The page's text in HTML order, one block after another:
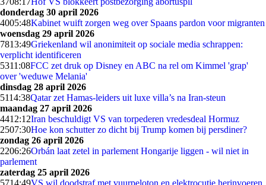
donderdag 30 april 2026
4005:48Kabinet wuift zorgen weg over Spaans pardon voor migranten
woensdag 29 april 2026
7813:49Griekenland wil anonimiteit op sociale media schrappen:
verplicht identificeren
5311:08FCC zet druk op Disney en ABC na rel om Kimmel 'grap'
over 'weduwe Melania'
dinsdag 28 april 2026
5114:38Qatar zet Hamas-leiders uit luxe villa’s na Iran-steun
maandag 27 april 2026
4412:12Iran beschuldigt VS van torpederen vredesdeal Hormuz
2507:30Hoe kon schutter zo dicht bij Trump komen bij persdiner?
zondag 26 april 2026
2206:26Orbán laat zetel in parlement Hongarije liggen - wil niet in
parlement
zaterdag 25 april 2026
5714:49VS wil doodstraf met vuurpeloton en elektrocutie herinvoeren